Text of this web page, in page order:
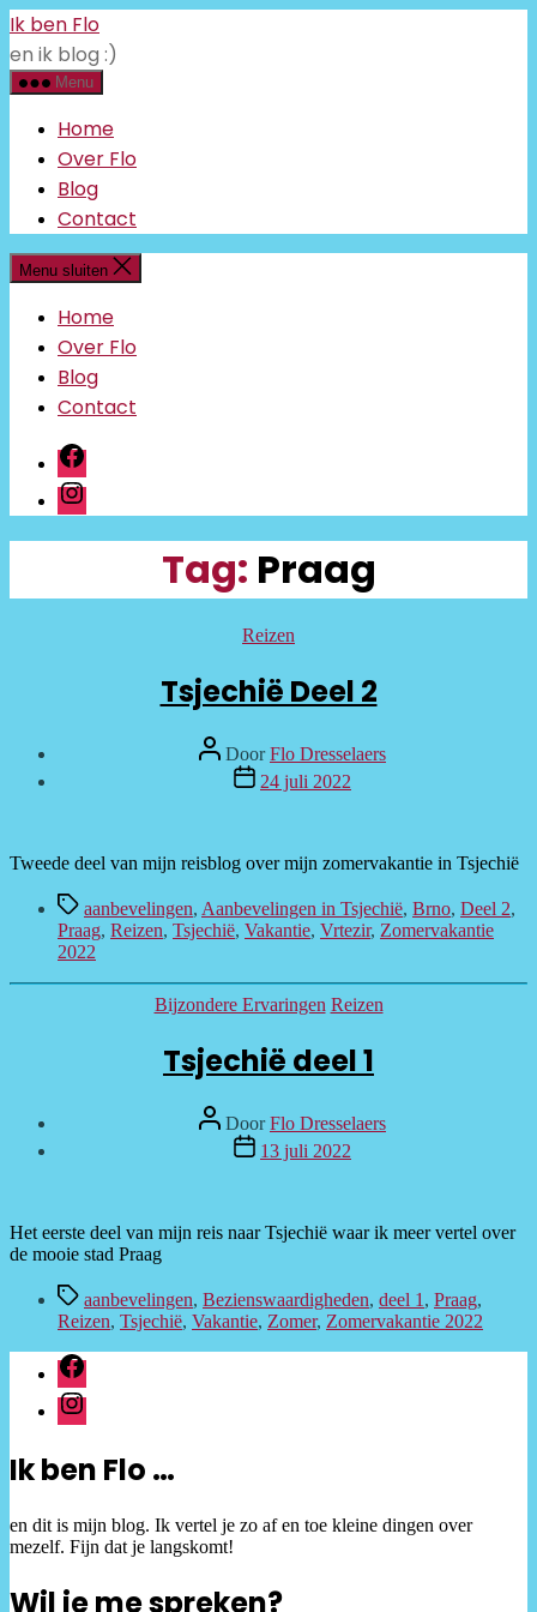
Ga
naar
de
inhoud
Ik ben Flo
en ik blog :)
Menu
Home
Over Flo
Blog
Contact
Menu sluiten
Home
Over Flo
Blog
Contact
facebook
instagram
Tag: Praag
Categorieën
Reizen
Tsjechië Deel 2
Bericht
auteur
DoorFlo Dresselaers
Berichtdatum
24 juli 2022
Tweede deel van mijn reisblog over mijn zomervakantie in Tsjechië
Tagsaanbevelingen, Aanbevelingen in Tsjechië, Brno, Deel 2,
Praag, Reizen, Tsjechië, Vakantie, Vrtezir, Zomervakantie
2022
Categorieën
Bijzondere Ervaringen Reizen
Tsjechië deel 1
Bericht
auteur
DoorFlo Dresselaers
Berichtdatum
13 juli 2022
Het eerste deel van mijn reis naar Tsjechië waar ik meer vertel over
de mooie stad Praag
Tagsaanbevelingen, Bezienswaardigheden, deel 1 , Praag,
Reizen, Tsjechië, Vakantie, Zomer, Zomervakantie 2022
facebook
instagram
Ik ben Flo …
en dit is mijn blog. Ik vertel je zo af en toe kleine dingen over
mezelf. Fijn dat je langskomt!
Wil je me spreken?